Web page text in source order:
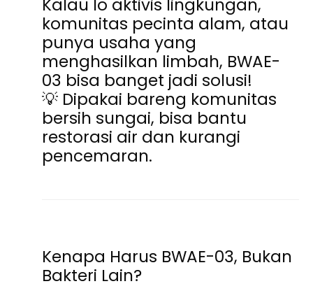
Kalau lo aktivis lingkungan,
komunitas pecinta alam, atau
punya usaha yang
menghasilkan limbah, BWAE-
03 bisa banget jadi solusi!
💡 Dipakai bareng komunitas
bersih sungai, bisa bantu
restorasi air dan kurangi
pencemaran.
Kenapa Harus BWAE-03, Bukan
Bakteri Lain?